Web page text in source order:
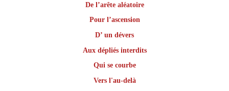
De l’arête aléatoire
Pour l’ascension
D’ un dévers
Aux dépliés interdits
Qui se courbe
Vers l'au-delà